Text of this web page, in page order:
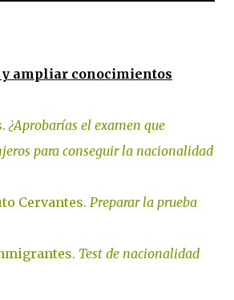
y ampliar conocimientos
¿Aprobarías el examen que
para conseguir la nacionalidad
Cervantes. Preparar la prueba
Test de nacionalidad